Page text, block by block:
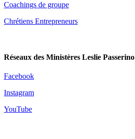
Coachings de groupe
Chrétiens Entrepreneurs
Réseaux des Ministères Leslie Passerino
Facebook
Instagram
YouTube